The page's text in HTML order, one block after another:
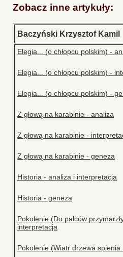
Zobacz inne artykuły:
Baczyński Krzysztof Kamil
Elegia... (o chłopcu polskim) -
Elegia... (o chłopcu polskim) -
Elegia... (o chłopcu polskim) -
Z głową na karabinie - analiza
Z głową na karabinie -
Z głową na karabinie - geneza
Historia - analiza i interpretacja
Historia - geneza
Pokolenie (Do palców
interpretacja
Pokolenie (Wiatr drzewa